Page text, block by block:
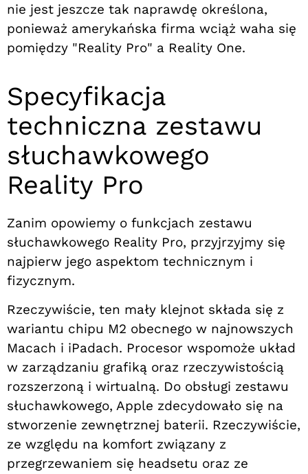
nie jest jeszcze tak naprawdę określona,
ponieważ amerykańska firma wciąż waha się
pomiędzy "Reality Pro" a Reality One.
Specyfikacja
techniczna zestawu
słuchawkowego
Reality Pro
Zanim opowiemy o funkcjach zestawu
słuchawkowego Reality Pro, przyjrzyjmy się
najpierw jego aspektom technicznym i
fizycznym.
Rzeczywiście, ten mały klejnot składa się z
wariantu chipu M2 obecnego w najnowszych
Macach i iPadach. Procesor wspomoże układ
w zarządzaniu grafiką oraz rzeczywistością
rozszerzoną i wirtualną. Do obsługi zestawu
słuchawkowego, Apple zdecydowało się na
stworzenie zewnętrznej baterii. Rzeczywiście,
ze względu na komfort związany z
przegrzewaniem się headsetu oraz ze